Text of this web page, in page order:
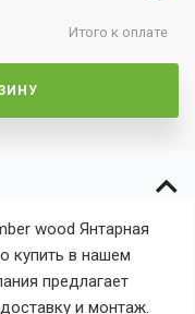
Итого к оплате
wood Янтарная
купить в нашем
предлагает
и монтаж.